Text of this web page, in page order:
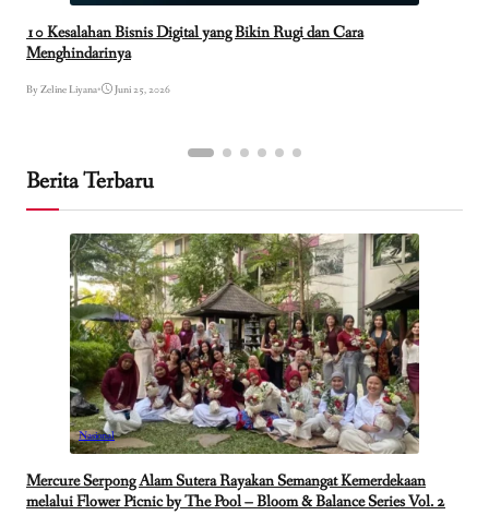
10 Kesalahan Bisnis Digital yang Bikin Rugi dan Cara
Menghindarinya
By Zeline Liyana• Juni 25, 2026
Berita Terbaru
Nasional
Mercure Serpong Alam Sutera Rayakan Semangat Kemerdekaan
melalui Flower Picnic by The Pool – Bloom & Balance Series Vol. 2